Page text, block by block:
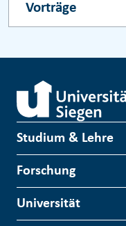
Vorträge
Studium & Lehre
Forschung
Universität